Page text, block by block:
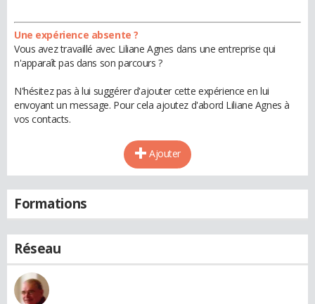
Une expérience absente ?
Vous avez travaillé avec Liliane Agnes dans une entreprise qui
n'apparaît pas dans son parcours ?
N'hésitez pas à lui suggérer d'ajouter cette expérience en lui
envoyant un message. Pour cela ajoutez d'abord Liliane Agnes à
vos contacts.
Ajouter
Formations
Réseau